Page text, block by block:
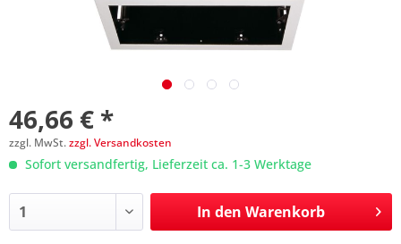
46,66 € *
zzgl. MwSt.zzgl. Versandkosten
Sofort versandfertig, Lieferzeit ca. 1-3 Werktage
In den Warenkorb